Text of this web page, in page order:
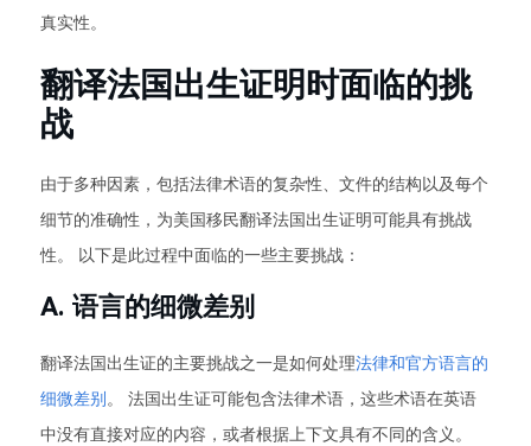
真实性。
翻译法国出生证明时面临的挑
战
由于多种因素，包括法律术语的复杂性、文件的结构以及每个
细节的准确性，为美国移民翻译法国出生证明可能具有挑战
性。 以下是此过程中面临的一些主要挑战：
A. 语言的细微差别
翻译法国出生证的主要挑战之一是如何处理法律和官方语言的
细微差别。 法国出生证可能包含法律术语，这些术语在英语
中没有直接对应的内容，或者根据上下文具有不同的含义。